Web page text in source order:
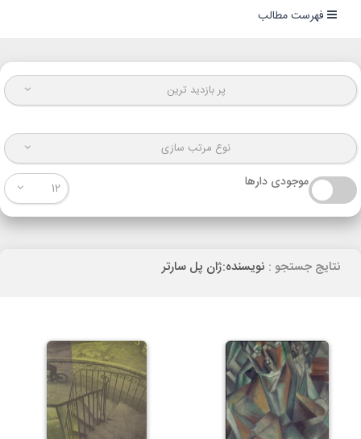
فهرست مطالب
پر بازدید ترین
نوع مرتب سازی
موجودی دارها 12
نتایج جستجو : نویسنده:ژان پل سارتر